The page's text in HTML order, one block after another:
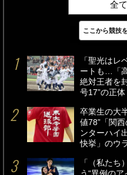
全
最新
「聖光はレ
ートも…「
絶対王者を
号17”の正体
卒業生の大
値78”「関
ンターハイ
快挙」のウ
「（私たち
ここから競技